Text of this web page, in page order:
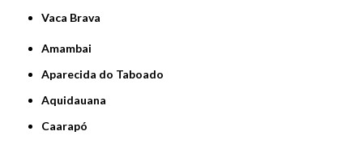
Vaca Brava
Amambai
Aparecida do Taboado
Aquidauana
Caarapó